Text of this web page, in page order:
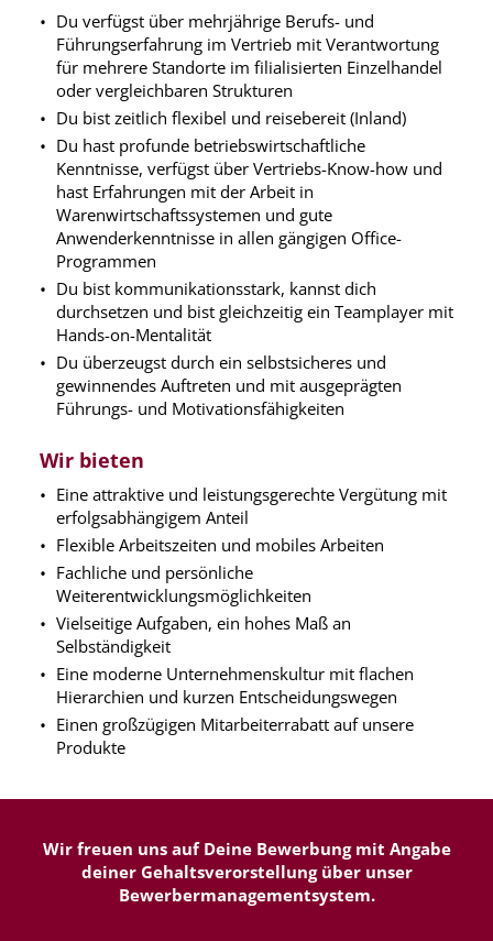
Du verfügst über mehrjährige Berufs- und
Führungserfahrung im Vertrieb mit Verantwortung
für mehrere Standorte im filialisierten Einzelhandel
oder vergleichbaren Strukturen
Du bist zeitlich flexibel und reisebereit (Inland)
Du hast profunde betriebswirtschaftliche
Kenntnisse, verfügst über Vertriebs-Know-how und
hast Erfahrungen mit der Arbeit in
Warenwirtschaftssystemen und gute
Anwenderkenntnisse in allen gängigen Office-
Programmen
Du bist kommunikationsstark, kannst dich
durchsetzen und bist gleichzeitig ein Teamplayer mit
Hands-on-Mentalität
Du überzeugst durch ein selbstsicheres und
gewinnendes Auftreten und mit ausgeprägten
Führungs- und Motivationsfähigkeiten
Wir bieten
Eine attraktive und leistungsgerechte Vergütung mit
erfolgsabhängigem Anteil
Flexible Arbeitszeiten und mobiles Arbeiten
Fachliche und persönliche
Weiterentwicklungsmöglichkeiten
Vielseitige Aufgaben, ein hohes Maß an
Selbständigkeit
Eine moderne Unternehmenskultur mit flachen
Hierarchien und kurzen Entscheidungswegen
Einen großzügigen Mitarbeiterrabatt auf unsere
Produkte
Wir freuen uns auf Deine Bewerbung mit Angabe
deiner Gehaltsverorstellung über unser
Bewerbermanagementsystem.